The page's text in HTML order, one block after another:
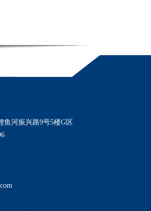
定制高清广视角
子，卫生间智能
人脸识别智能
智能镜子
、宾馆...
鱼河振兴路9号5楼G区